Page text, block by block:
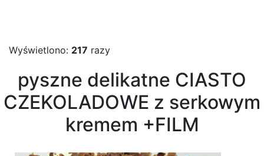
Wyświetlono: 217 razy
pyszne delikatne CIASTO
CZEKOLADOWE z serkowym
kremem +FILM